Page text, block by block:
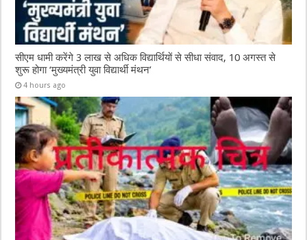
सीएम धामी करेंगे 3 लाख से अधिक विद्यार्थियों से सीधा संवाद, 10 अगस्त से
शुरू होगा ‘मुख्यमंत्री युवा विद्यार्थी मंथन’
4 hours ago